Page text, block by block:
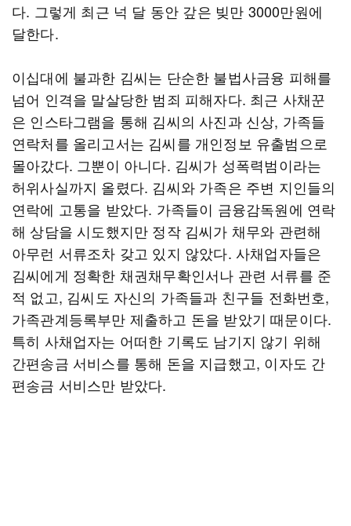
다. 그렇게 최근 넉 달 동안 갚은 빚만 3000만원에
달한다.
이십대에 불과한 김씨는 단순한 불법사금융 피해를
넘어 인격을 말살당한 범죄 피해자다. 최근 사채꾼
은 인스타그램을 통해 김씨의 사진과 신상, 가족들
연락처를 올리고서는 김씨를 개인정보 유출범으로
몰아갔다. 그뿐이 아니다. 김씨가 성폭력범이라는
허위사실까지 올렸다. 김씨와 가족은 주변 지인들의
연락에 고통을 받았다. 가족들이 금융감독원에 연락
해 상담을 시도했지만 정작 김씨가 채무와 관련해
아무런 서류조차 갖고 있지 않았다. 사채업자들은
김씨에게 정확한 채권채무확인서나 관련 서류를 준
적 없고, 김씨도 자신의 가족들과 친구들 전화번호,
가족관계등록부만 제출하고 돈을 받았기 때문이다.
특히 사채업자는 어떠한 기록도 남기지 않기 위해
간편송금 서비스를 통해 돈을 지급했고, 이자도 간
편송금 서비스만 받았다.